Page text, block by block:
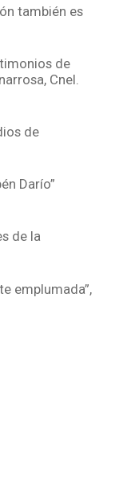
también es
de
Cnel.
de
Darío”
de la
emplumada”,